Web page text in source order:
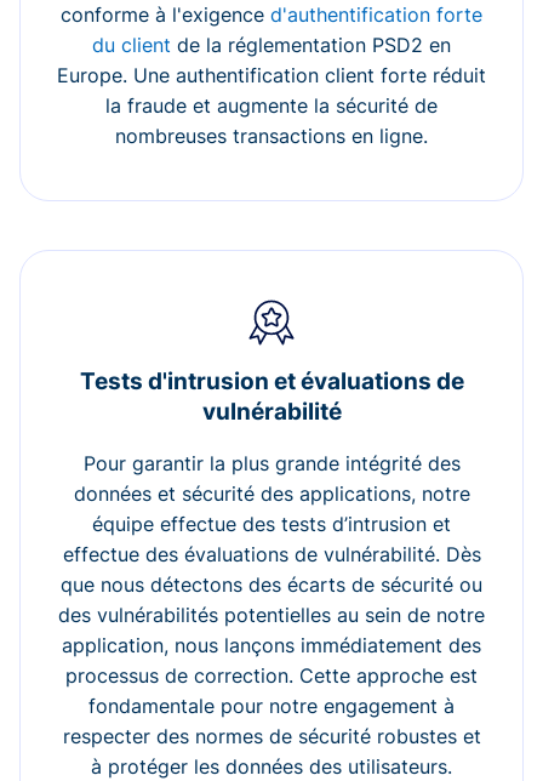
conforme à l'exigence d'authentification forte
du client de la réglementation PSD2 en
Europe. Une authentification client forte réduit
la fraude et augmente la sécurité de
nombreuses transactions en ligne.
Tests d'intrusion et évaluations de
vulnérabilité
Pour garantir la plus grande intégrité des
données et sécurité des applications, notre
équipe effectue des tests d’intrusion et
effectue des évaluations de vulnérabilité. Dès
que nous détectons des écarts de sécurité ou
des vulnérabilités potentielles au sein de notre
application, nous lançons immédiatement des
processus de correction. Cette approche est
fondamentale pour notre engagement à
respecter des normes de sécurité robustes et
à protéger les données des utilisateurs.